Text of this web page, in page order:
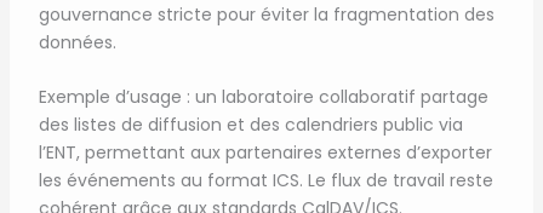
gouvernance stricte pour éviter la fragmentation des
données.
Exemple d’usage : un laboratoire collaboratif partage
des listes de diffusion et des calendriers public via
l’ENT, permettant aux partenaires externes d’exporter
les événements au format ICS. Le flux de travail reste